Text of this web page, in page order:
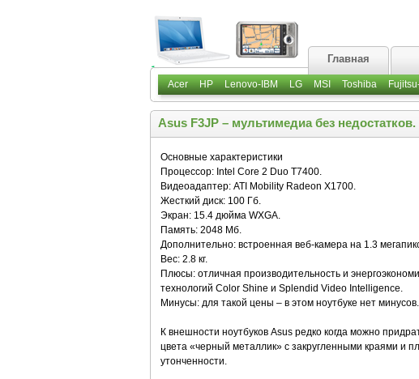
Главная
Acer HP Lenovo-IBM LG MSI Toshiba
Asus F3JP – мультимедиа без недостатков.
Основные характеристики
Процессор: Intel Core 2 Duo T7400.
Видеоадаптер: ATI Mobility Radeon X1700.
Жесткий диск: 100 Гб.
Экран: 15.4 дюйма WXGA.
Память: 2048 Мб.
Дополнительно: встроенная веб-камера на 1.3
Вес: 2.8 кг.
Плюсы: отличная производительность и
технологий Color Shine и Splendid Video Intelligence.
Минусы: для такой цены – в этом ноутбуке нет минусов.
К внешности ноутбуков Asus редко когда можно
цвета «черный металлик» с закругленными краями и
утонченности.